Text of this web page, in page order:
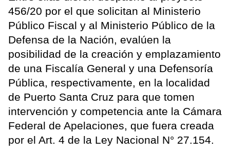
456/20 por el que solicitan al Ministerio
Público Fiscal y al Ministerio Público de la
Defensa de la Nación, evalúen la
posibilidad de la creación y emplazamiento
de una Fiscalía General y una Defensoría
Pública, respectivamente, en la localidad
de Puerto Santa Cruz para que tomen
intervención y competencia ante la Cámara
Federal de Apelaciones, que fuera creada
por el Art. 4 de la Ley Nacional N° 27.154.